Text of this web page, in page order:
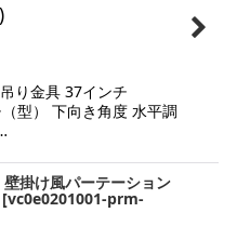
り金具 37インチ
（型） 下向き角度 水平調
壁掛け風パーテーション
[vc0e0201001-prm-